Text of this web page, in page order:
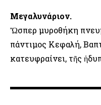
Μεγαλυνάριον.
Ὤσπερ μυροθήκη
πάντιμος Κεφαλή,
κατευφραίνει, τῆς